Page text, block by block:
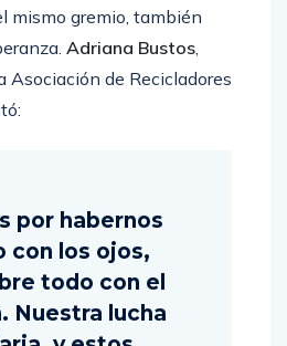
mismo gremio, también
Adriana Bustos,
Asociación de Recicladores
por habernos
con los ojos,
todo con el
Nuestra lucha